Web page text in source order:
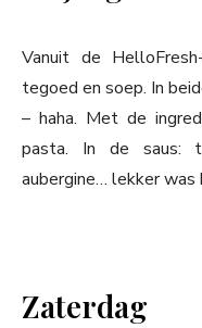
Vanuit de
tegoed en soep. In
– haha. Met de
pasta. In de saus:
aubergine… lekker was
Zaterdag